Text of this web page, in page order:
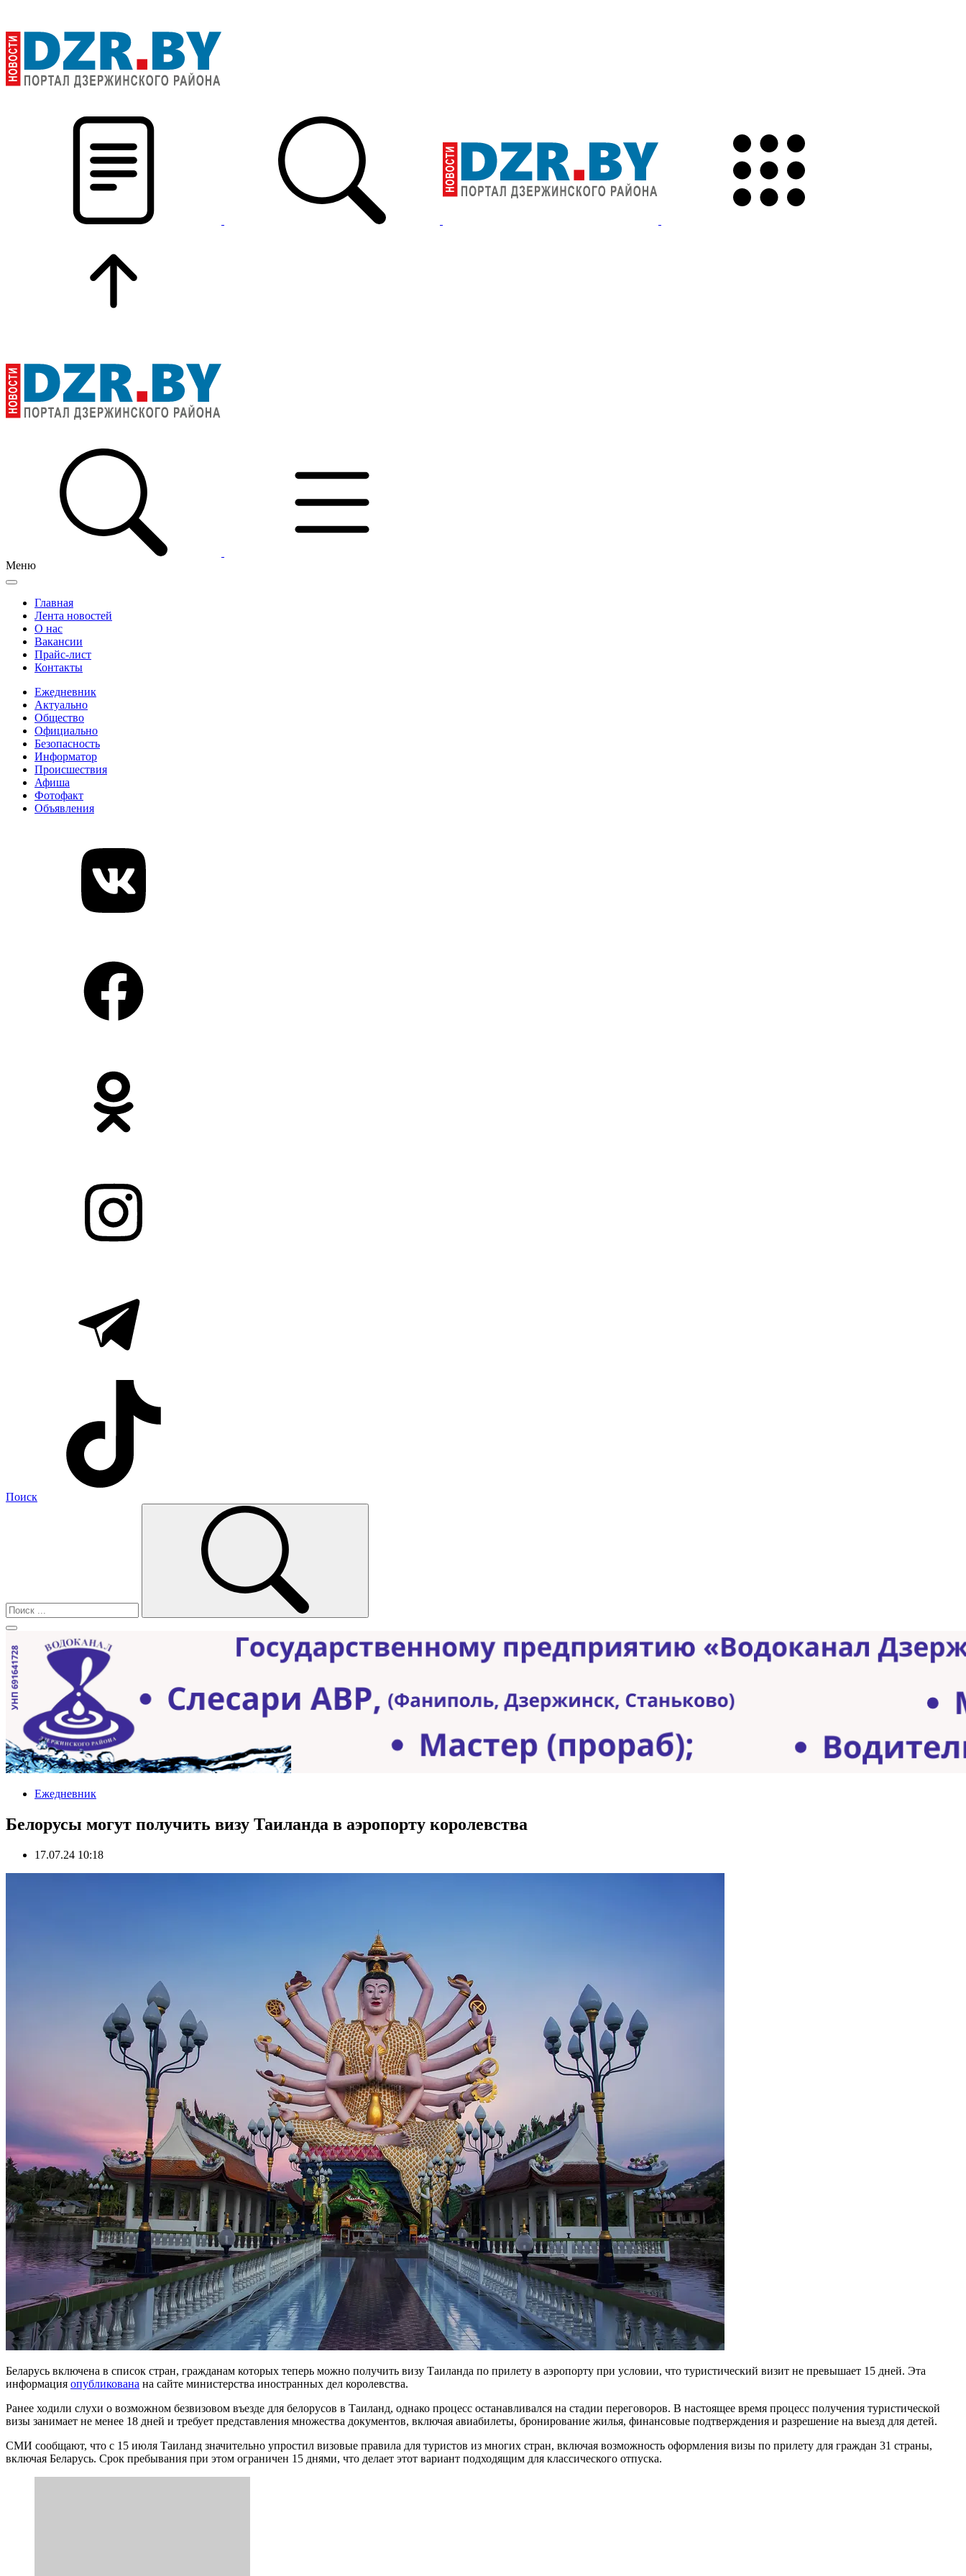
Меню
Главная
Лента новостей
О нас
Вакансии
Прайс-лист
Контакты
Ежедневник
Актуально
Общество
Официально
Безопасность
Информатор
Происшествия
Афиша
Фотофакт
Объявления
Поиск
Ежедневник
Белорусы могут получить визу Таиланда в аэропорту королевства
17.07.24 10:18
Беларусь включена в список стран, гражданам которых теперь можно получить визу Таиланда по прилету в аэропорту при условии, что туристический визит не превышает 15 дней. Эта
информация опубликована на сайте министерства иностранных дел королевства.
Ранее ходили слухи о возможном безвизовом въезде для белорусов в Таиланд, однако процесс останавливался на стадии переговоров. В настоящее время процесс получения туристической
визы занимает не менее 18 дней и требует представления множества документов, включая авиабилеты, бронирование жилья, финансовые подтверждения и разрешение на выезд для детей.
СМИ сообщают, что с 15 июля Таиланд значительно упростил визовые правила для туристов из многих стран, включая возможность оформления визы по прилету для граждан 31 страны,
включая Беларусь. Срок пребывания при этом ограничен 15 днями, что делает этот вариант подходящим для классического отпуска.